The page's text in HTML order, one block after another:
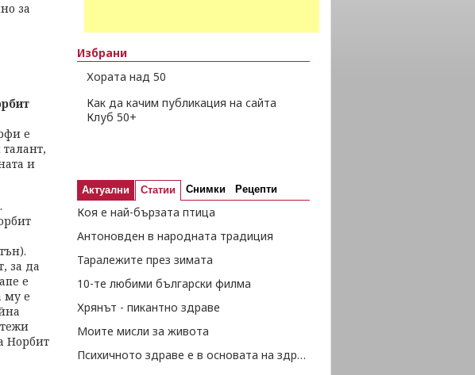
за
е
и
за да
е
му е
Норбит
Избрани
Хората над 50
Как да качим публикация на сайта
Клуб 50+
Актуални Статии Снимки Рецепти
Коя е най-бързата птица
Антоновден в народната традиция
Таралежите през зимата
10-те любими български филма
Хрянът - пикантно здраве
Моите мисли за живота
Психичното здраве е в основата на здравето изобщо